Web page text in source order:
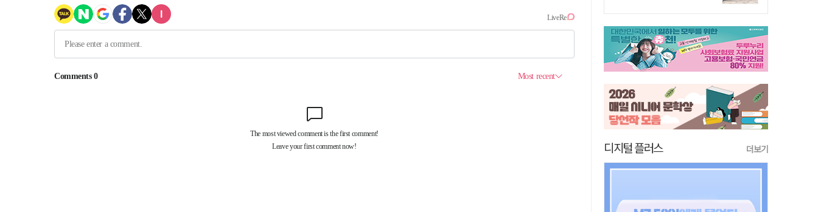
디지털 플러스 더보기